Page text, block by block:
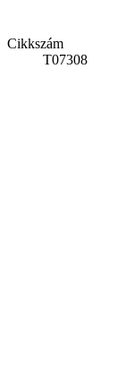
Cikkszám
T07308